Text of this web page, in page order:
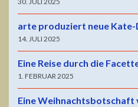
arte produziert neue Kate-
14. JULI 2025
Eine Reise durch die
1. FEBRUAR 2025
Eine Weihnachtsbotschaft